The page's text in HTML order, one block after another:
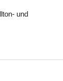
und